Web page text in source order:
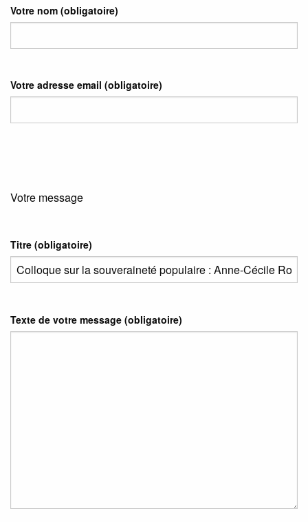
Votre nom (obligatoire)
Votre adresse email (obligatoire)
Votre message
Titre (obligatoire)
Texte de votre message (obligatoire)